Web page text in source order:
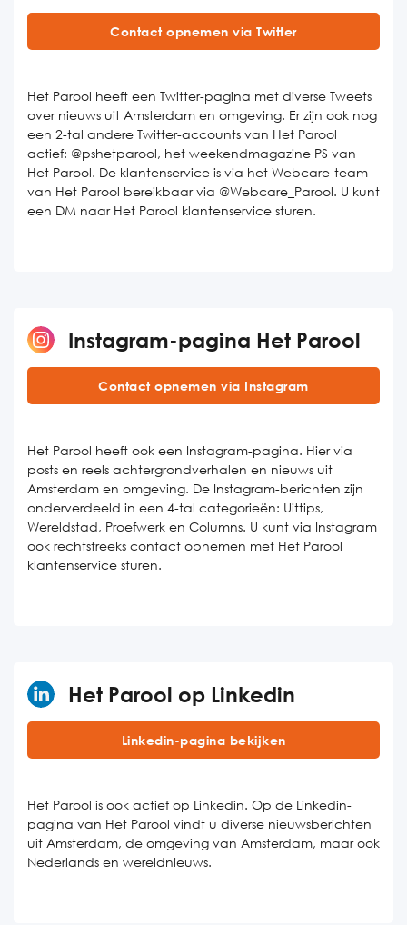
Contact opnemen via Twitter
Het Parool heeft een Twitter-pagina met diverse Tweets
over nieuws uit Amsterdam en omgeving. Er zijn ook nog
een 2-tal andere Twitter-accounts van Het Parool
actief: @pshetparool, het weekendmagazine PS van
Het Parool. De klantenservice is via het Webcare-team
van Het Parool bereikbaar via @Webcare_Parool. U kunt
een DM naar Het Parool klantenservice sturen.
Instagram-pagina Het Parool
Contact opnemen via Instagram
Het Parool heeft ook een Instagram-pagina. Hier via
posts en reels achtergrondverhalen en nieuws uit
Amsterdam en omgeving. De Instagram-berichten zijn
onderverdeeld in een 4-tal categorieën: Uittips,
Wereldstad, Proefwerk en Columns. U kunt via Instagram
ook rechtstreeks contact opnemen met Het Parool
klantenservice sturen.
Het Parool op Linkedin
Linkedin-pagina bekijken
Het Parool is ook actief op Linkedin. Op de Linkedin-
pagina van Het Parool vindt u diverse nieuwsberichten
uit Amsterdam, de omgeving van Amsterdam, maar ook
Nederlands en wereldnieuws.